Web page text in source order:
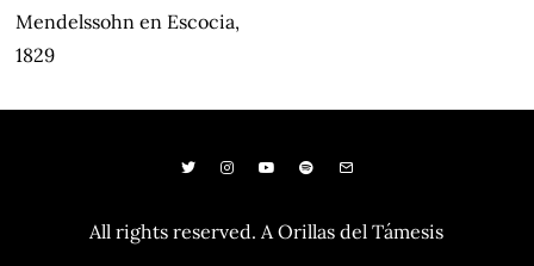
NAVEGACIÓN
DE
ENTRADAS
Mendelssohn en Escocia,
1829
All rights reserved. A Orillas del Támesis